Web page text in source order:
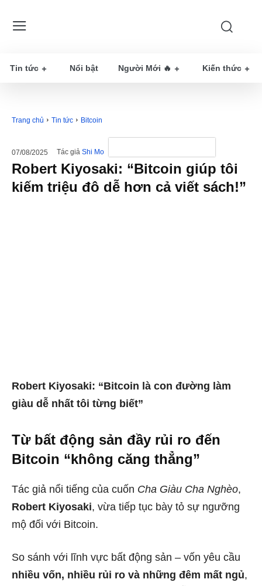
Tin tức Nổi bật Người Mới 🔥 Kiến thức
Trang chủ Tin tức Bitcoin
07/08/2025 Tác giả Shi Mo
Robert Kiyosaki: “Bitcoin giúp tôi
kiếm triệu đô dễ hơn cả viết sách!”
Robert Kiyosaki: “Bitcoin là con đường làm
giàu dễ nhất tôi từng biết”
Từ bất động sản đầy rủi ro đến
Bitcoin “không căng thẳng”
Tác giả nổi tiếng của cuốn Cha Giàu Cha Nghèo,
Robert Kiyosaki, vừa tiếp tục bày tỏ sự ngưỡng
mộ đối với Bitcoin.
So sánh với lĩnh vực bất động sản – vốn yêu cầu
nhiều vốn, nhiều rủi ro và những đêm mất ngủ,